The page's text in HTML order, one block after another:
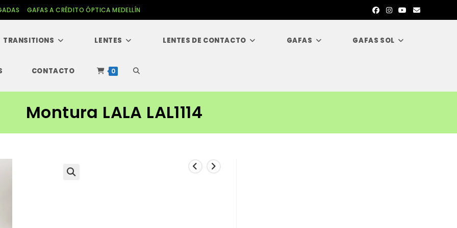
GAFAS A CRÉDITO ÓPTICA MEDELLÍN
TRANSITIONS LENTES LENTES DE CONTACTO GAFAS GAFAS SOL
CONTACTO 0 Alternar
de
Montura LALA LAL1114